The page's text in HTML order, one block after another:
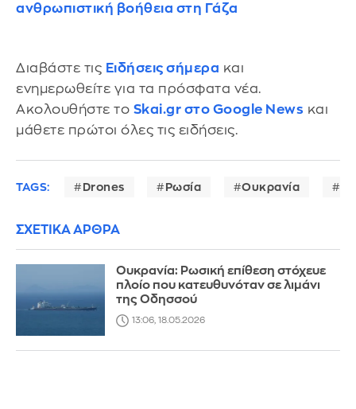
ανθρωπιστική βοήθεια στη Γάζα
Διαβάστε τις Ειδήσεις σήμερα και
ενημερωθείτε για τα πρόσφατα νέα.
Ακολουθήστε το Skai.gr στο Google News και
μάθετε πρώτοι όλες τις ειδήσεις.
TAGS: Drones Ρωσία Ουκρανία
ΣΧΕΤΙΚΑ ΑΡΘΡΑ
Ουκρανία: Ρωσική επίθεση στόχευε
πλοίο που κατευθυνόταν σε λιμάνι
της Οδησσού
13:06, 18.05.2026